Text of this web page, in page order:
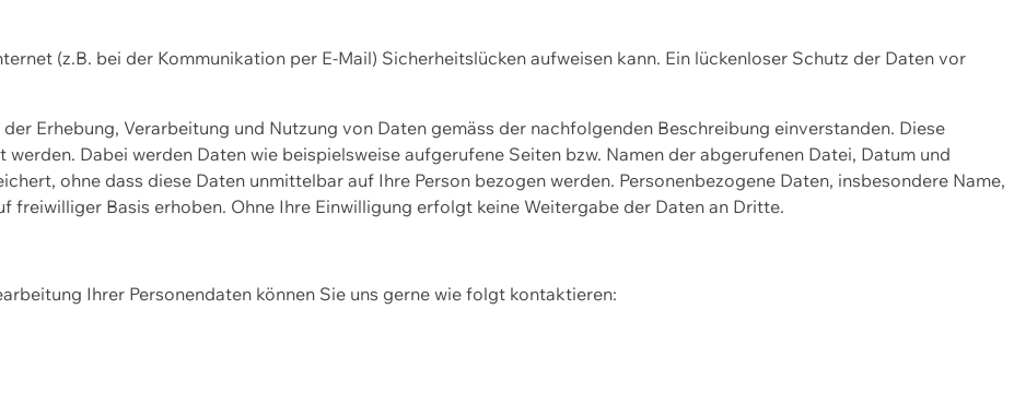
(z.B. bei der Kommunikation per E-Mail) Sicherheitslücken aufweisen kann. Ein lückenloser Schutz der Daten vor
Erhebung, Verarbeitung und Nutzung von Daten gemäss der nachfolgenden Beschreibung einverstanden. Diese
Dabei werden Daten wie beispielsweise aufgerufene Seiten bzw. Namen der abgerufenen Datei, Datum und
ohne dass diese Daten unmittelbar auf Ihre Person bezogen werden. Personenbezogene Daten, insbesondere Name,
freiwilliger Basis erhoben. Ohne Ihre Einwilligung erfolgt keine Weitergabe der Daten an Dritte.
Ihrer Personendaten können Sie uns gerne wie folgt kontaktieren: